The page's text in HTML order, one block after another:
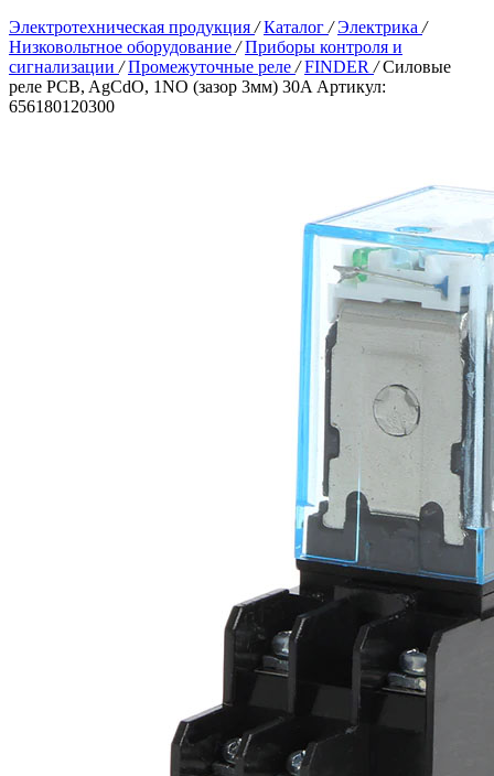
Электротехническая продукция / Каталог / Электрика /
Низковольтное оборудование / Приборы контроля и
сигнализации / Промежуточные реле / FINDER / Силовые
реле PCB, AgCdO, 1NO (зазор 3мм) 30A Артикул:
656180120300